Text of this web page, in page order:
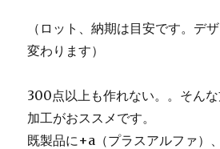
（ロット、納期は目安です。デ
変わります）
300点以上も作れない。。そん
加工がおススメです。
既製品に+a（プラスアルファ）